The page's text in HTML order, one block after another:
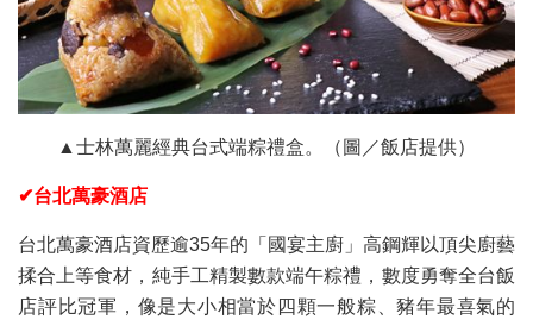
▲士林萬麗經典台式端粽禮盒。（圖／飯店提供）
✔台北萬豪酒店
台北萬豪酒店資歷逾35年的「國宴主廚」高鋼輝以頂尖廚藝
揉合上等食材，純手工精製數款端午粽禮，數度勇奪全台飯
店評比冠軍，像是大小相當於四顆一般粽、豬年最喜氣的